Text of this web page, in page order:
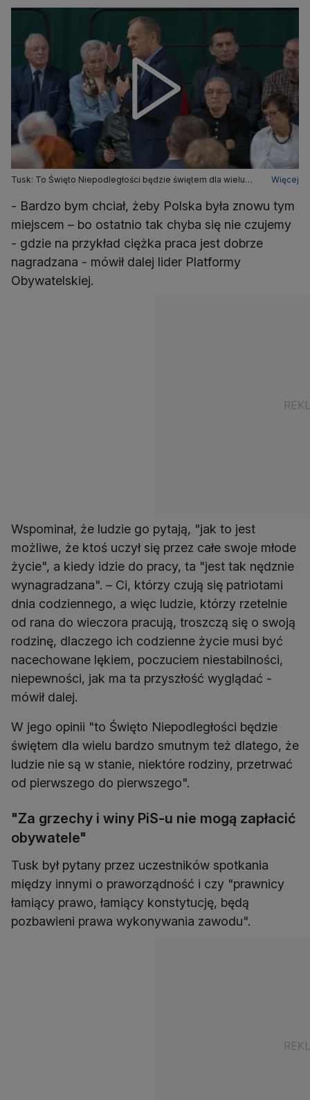
Tusk: To Święto Niepodległości będzie świętem dla wielu
od 1 do 1
Więcej
- Bardzo bym chciał, żeby Polska była znowu tym
miejscem – bo ostatnio tak chyba się nie czujemy
- gdzie na przykład ciężka praca jest dobrze
nagradzana - mówił dalej lider Platformy
Obywatelskiej.
Wspominał, że ludzie go pytają, "jak to jest
możliwe, że ktoś uczył się przez całe swoje młode
życie", a kiedy idzie do pracy, ta "jest tak nędznie
wynagradzana". – Ci, którzy czują się patriotami
dnia codziennego, a więc ludzie, którzy rzetelnie
od rana do wieczora pracują, troszczą się o swoją
rodzinę, dlaczego ich codzienne życie musi być
nacechowane lękiem, poczuciem niestabilności,
niepewności, jak ma ta przyszłość wyglądać -
mówił dalej.
W jego opinii "to Święto Niepodległości będzie
świętem dla wielu bardzo smutnym też dlatego, że
ludzie nie są w stanie, niektóre rodziny, przetrwać
od pierwszego do pierwszego".
"Za grzechy i winy PiS-u nie mogą zapłacić
obywatele"
Tusk był pytany przez uczestników spotkania
między innymi o praworządność i czy "prawnicy
łamiący prawo, łamiący konstytucję, będą
pozbawieni prawa wykonywania zawodu".